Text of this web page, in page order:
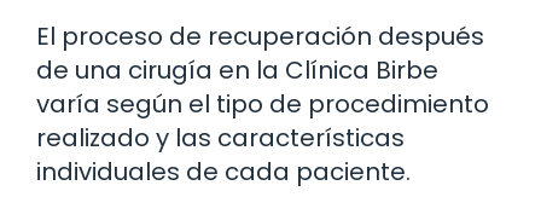
El proceso de recuperación después
de una cirugía en la Clínica Birbe
varía según el tipo de procedimiento
realizado y las características
individuales de cada paciente.